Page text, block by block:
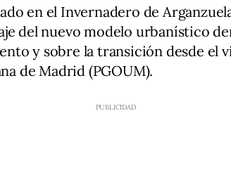
en el Invernadero de
del nuevo modelo urbanístico
y sobre la transición desde el
de Madrid (PGOUM).